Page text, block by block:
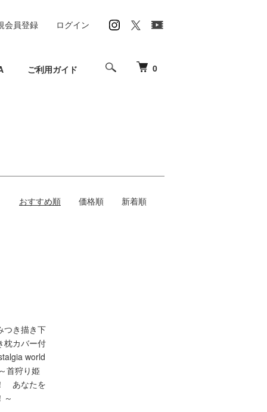
0
ご利用ガイド
会員登録 ログイン
おすすめ順 価格順 新着順
つき描き下
枕カバー付
world
首狩り姫
あなたを
～